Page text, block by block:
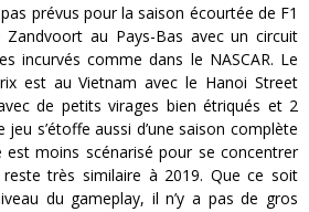
prévus pour la saison écourtée de F1
Zandvoort au Pays-Bas avec un circuit
incurvés comme dans le NASCAR. Le
est au Vietnam avec le Hanoi Street
de petits virages bien étriqués et 2
s’étoffe aussi d’une saison complète
est moins scénarisé pour se concentrer
très similaire à 2019. Que ce soit
du gameplay, il n’y a pas de gros